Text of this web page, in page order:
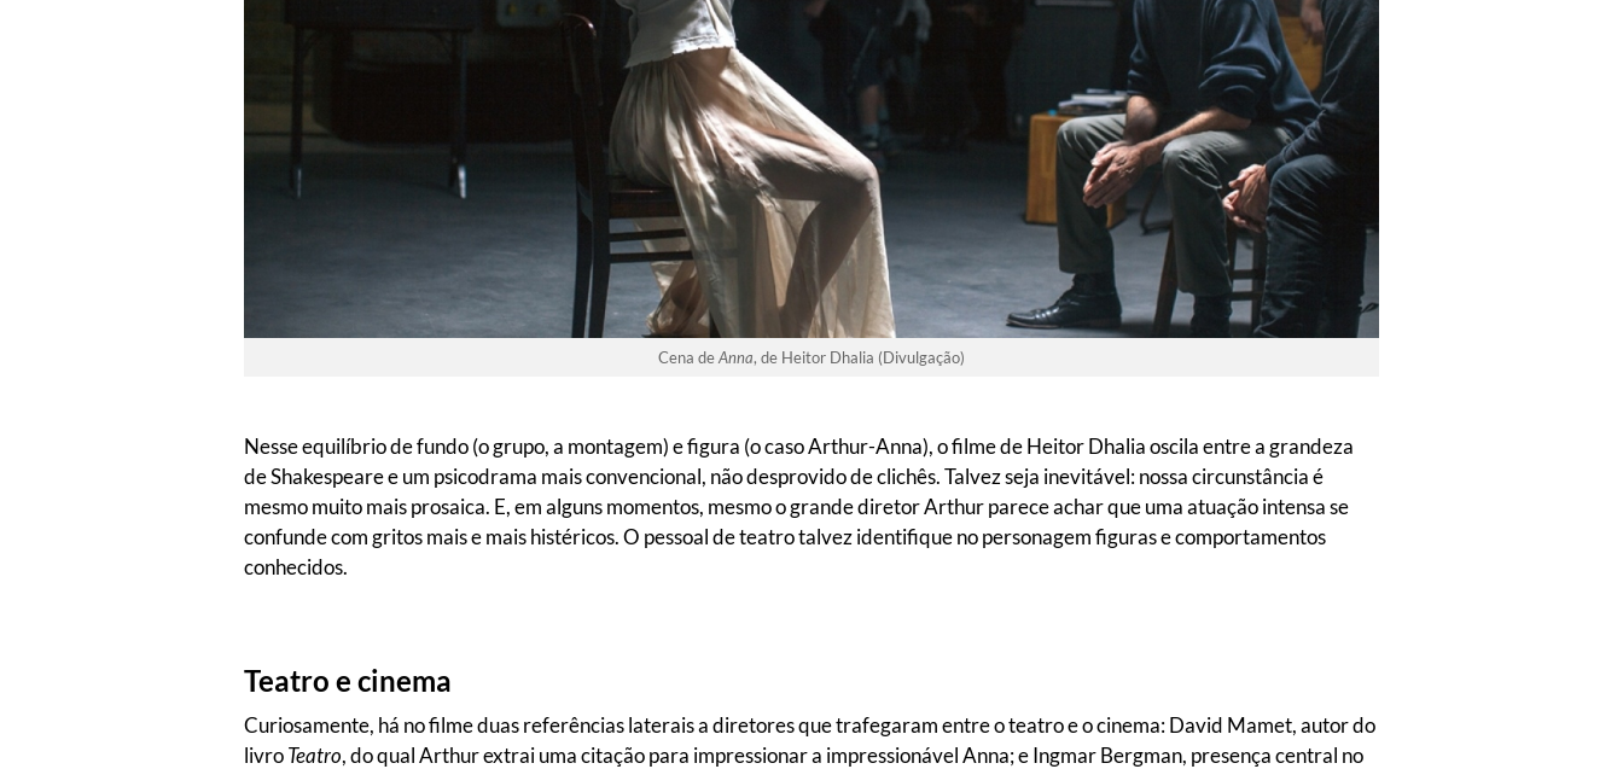
Cena deAnna, de Heitor Dhalia (Divulgação)
Nesse equilíbrio de fundo (o grupo, a montagem) e figura (o caso Arthur-Anna), o filme de Heitor Dhalia oscila entre a grandeza
de Shakespeare e um psicodrama mais convencional, não desprovido de clichês. Talvez seja inevitável: nossa circunstância é
mesmo muito mais prosaica. E, em alguns momentos, mesmo o grande diretor Arthur parece achar que uma atuação intensa se
confunde com gritos mais e mais histéricos. O pessoal de teatro talvez identifique no personagem figuras e comportamentos
conhecidos.
Teatro e cinema
Curiosamente, há no filme duas referências laterais a diretores que trafegaram entre o teatro e o cinema: David Mamet, autor do
livroTeatro, do qual Arthur extrai uma citação para impressionar a impressionável Anna; e Ingmar Bergman, presença central no